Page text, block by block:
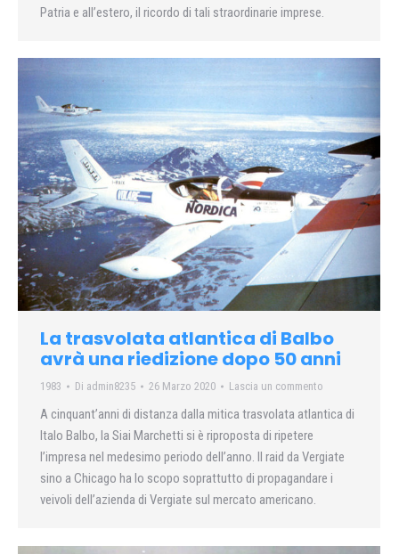
Patria e all’estero, il ricordo di tali straordinarie imprese.
La trasvolata atlantica di Balbo
avrà una riedizione dopo 50 anni
1983 Di admin8235 26 Marzo 2020 Lascia un commento
A cinquant’anni di distanza dalla mitica trasvolata atlantica di
Italo Balbo, la Siai Marchetti si è riproposta di ripetere
l’impresa nel medesimo periodo dell’anno. Il raid da Vergiate
sino a Chicago ha lo scopo soprattutto di propagandare i
veivoli dell’azienda di Vergiate sul mercato americano.